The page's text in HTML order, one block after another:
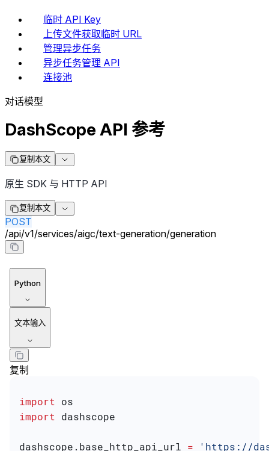
临时 API Key
上传文件获取临时 URL
管理异步任务
异步任务管理 API
连接池
对话模型
DashScope API 参考
复制本文
原生 SDK 与 HTTP API
复制本文
POST
/api/v1/services/aigc/text-generation/generation
Python
文本输入
复制
import os
import dashscope
dashscope.base_http_api_url = 'https://